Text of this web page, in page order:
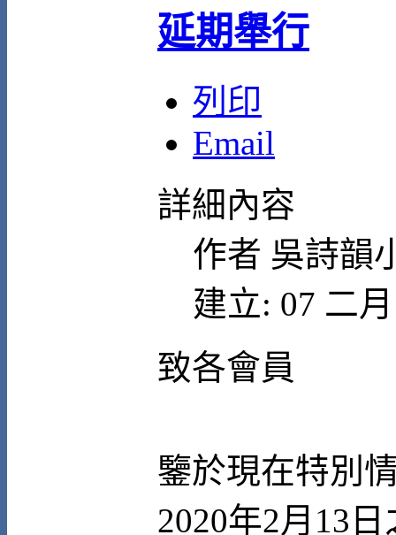
延期舉行
列印
Email
詳細內容
作者 吳詩韻
建立: 07 二
致各會員
鑒於現在特別
2020年2月13